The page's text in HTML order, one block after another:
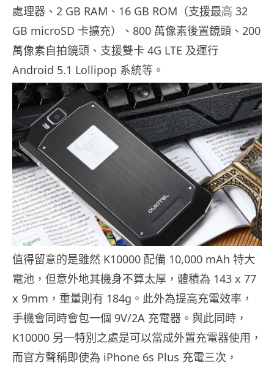
處理器、2 GB RAM、16 GB ROM（支援最高 32
GB microSD 卡擴充）、800 萬像素後置鏡頭、200
萬像素自拍鏡頭、支援雙卡 4G LTE 及運行
Android 5.1 Lollipop 系統等。
值得留意的是雖然 K10000 配備 10,000 mAh 特大
電池，但意外地其機身不算太厚，體積為 143 x 77
x 9mm，重量則有 184g。此外為提高充電效率，
手機會同時會包一個 9V/2A 充電器。與此同時，
K10000 另一特別之處是可以當成外置充電器使用，
而官方聲稱即使為 iPhone 6s Plus 充電三次，